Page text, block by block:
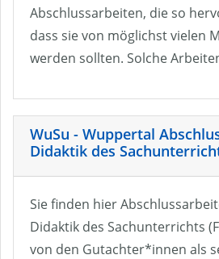
Abschlussarbeiten, die so
dass sie von möglichst vielen
werden sollten. Solche
WuSu - Wuppertal
Didaktik des
Sie finden hier
Didaktik des Sachunterrichts
von den Gutachter*innen als